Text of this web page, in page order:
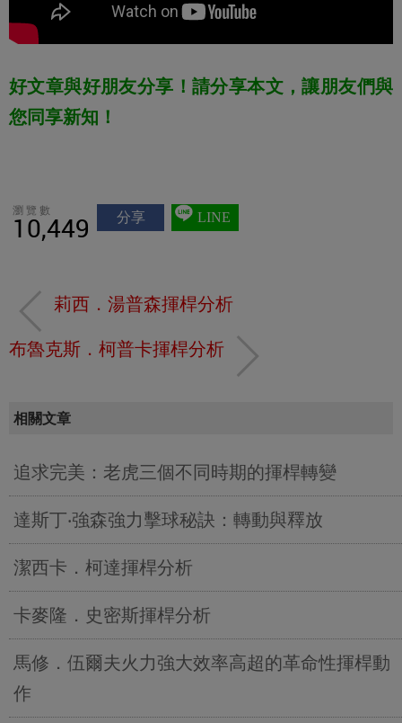
好文章與好朋友分享！請分享本文，讓朋友們與
您同享新知！
瀏覽數
10,449 分享 LINE
莉西．湯普森揮桿分析
布魯克斯．柯普卡揮桿分析
相關文章
追求完美：老虎三個不同時期的揮桿轉變
達斯丁‧強森強力擊球秘訣：轉動與釋放
潔西卡．柯達揮桿分析
卡麥隆．史密斯揮桿分析
馬修．伍爾夫火力強大效率高超的革命性揮桿動
作